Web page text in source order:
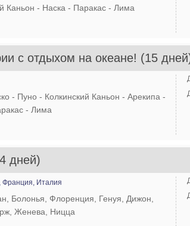
Каньон - Наска - Паракас - Лима
с отдыхом на океане! (15
- Пуно - Колкинский Каньон - Арекипа -
- Лима
дней)
Франция, Италия
Болонья, Флоренция, Генуя, Дижон,
Женева, Ницца